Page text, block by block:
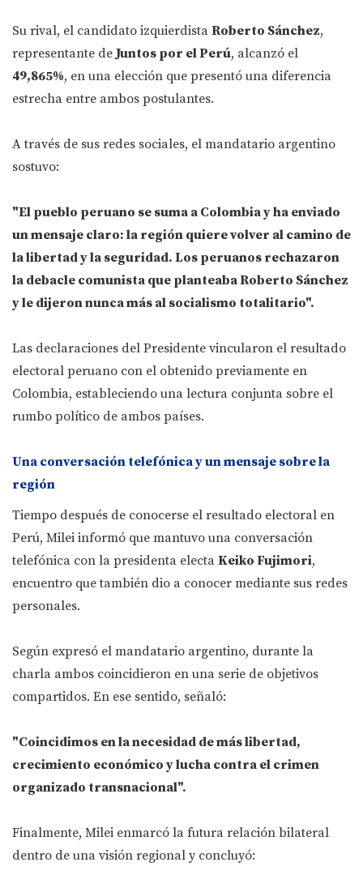
Su rival, el candidato izquierdista Roberto Sánchez,
representante deJuntos por el Perú, alcanzó el
49,865%, en una elección que presentó una diferencia
estrecha entre ambos postulantes.
A través de sus redes sociales, el mandatario argentino
sostuvo:
"El pueblo peruano se suma a Colombia y ha enviado
un mensaje claro: la región quiere volver al camino de
la libertad y la seguridad. Los peruanos rechazaron
la debacle comunista que planteaba Roberto Sánchez
y le dijeron nunca más al socialismo totalitario".
Las declaraciones del Presidente vincularon el resultado
electoral peruano con el obtenido previamente en
Colombia, estableciendo una lectura conjunta sobre el
rumbo político de ambos países.
Una conversación telefónica y un mensaje sobre la
región
Tiempo después de conocerse el resultado electoral en
Perú, Milei informó que mantuvo una conversación
telefónica con la presidenta electa Keiko Fujimori,
encuentro que también dio a conocer mediante sus redes
personales.
Según expresó el mandatario argentino, durante la
charla ambos coincidieron en una serie de objetivos
compartidos. En ese sentido, señaló:
"Coincidimos en la necesidad de más libertad,
crecimiento económico y lucha contra el crimen
organizado transnacional".
Finalmente, Milei enmarcó la futura relación bilateral
dentro de una visión regional y concluyó: